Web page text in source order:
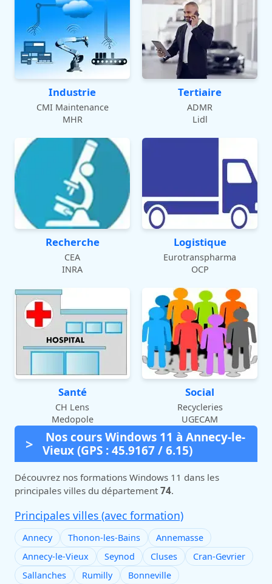
Industrie
CMI Maintenance
MHR
Tertiaire
ADMR
Lidl
Recherche
CEA
INRA
Logistique
Eurotranspharma
OCP
Santé
CH Lens
Medopole
Social
Recycleries
UGECAM
Nos cours Windows 11 à Annecy-le-
Vieux (GPS : 45.9167 / 6.15)
Découvrez nos formations Windows 11 dans les
principales villes du département 74.
Principales villes (avec formation)
Annecy Thonon-les-Bains
Annemasse
Annecy-le-Vieux
Seynod Cluses
Cran-Gevrier
Sallanches
Rumilly
Bonneville